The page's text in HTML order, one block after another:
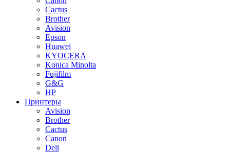
Cactus
Brother
Avision
Epson
Huawei
KYOCERA
Konica Minolta
Fujifilm
G&G
HP
Принтеры
Avision
Brother
Cactus
Canon
Deli